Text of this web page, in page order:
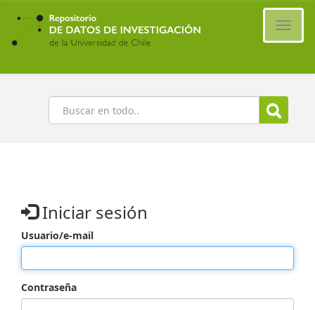
Ir
contenido
principal
Buscar
Iniciar sesión
Usuario/e-mail
Contraseña